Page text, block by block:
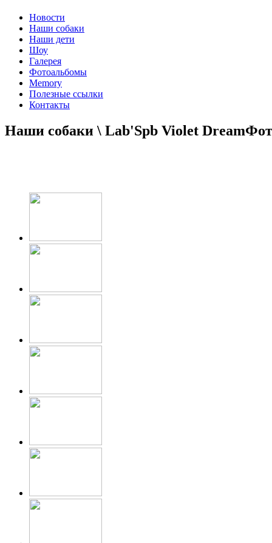
Новости
Наши собаки
Наши дети
Шоу
Галерея
Фотоальбомы
Memory
Полезные ссылки
Контакты
Наши собаки \ Lab'Spb Violet Dream